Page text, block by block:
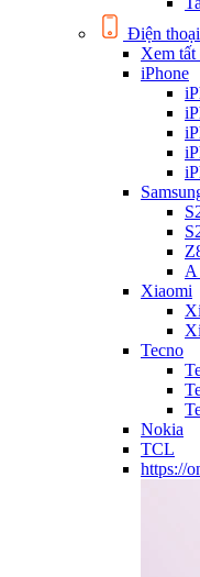
Điện thoại
Xem tất
iPhone
A
Xiaomi
Tecno
Nokia
TCL
https://